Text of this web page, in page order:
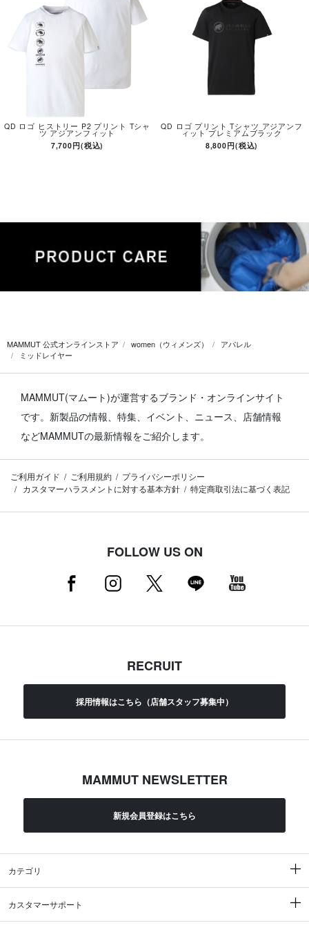
QD ロゴ ヒストリー P2 プリント Tシャ
ツ アジアンフィット
7,700円(税込)
QD ロゴ プリント Tシャツ アジアンフ
ィット プレミアムブラック
8,800円(税込)
MAMMUT 公式オンラインストア women（ウィメンズ）
アパレル
ミッドレイヤー
MAMMUT(マムート)が運営するブランド・オンラインサイト
です。 新製品の情報、特集、イベント、ニュース、店舗情報
などMAMMUTの最新情報をご紹介します。
ご利用ガイド ご利用規約
プライバシーポリシー
カスタマーハラスメントに対する基本方針
特定商取引法に基づく表記
FOLLOW US ON
RECRUIT
採用情報はこちら（店舗スタッフ募集中）
MAMMUT NEWSLETTER
新規会員登録はこちら
カテゴリ
カスタマーサポート